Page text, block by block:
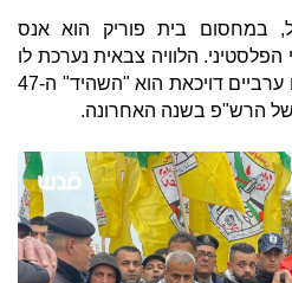
במחסום בית פוריק הוא אנס
הפלסטיני. הלוויה צבאית נערכת לו
בשעה זו ממש. על פי דיווחים ערביים דויכאת הוא "השהיד" ה-47
של הרש"פ בשנה האחרונה.